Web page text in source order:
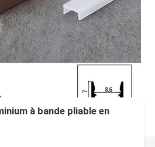
à bande pliable en